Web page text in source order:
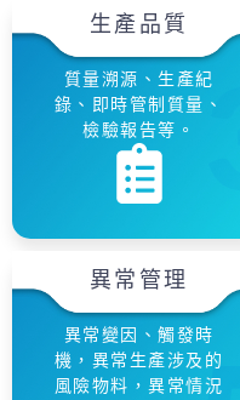
生產品質
質量溯源、生產紀
錄、即時管制質量、
檢驗報告等。
異常管理
異常變因、觸發時
機，異常生產涉及的
風險物料，異常情況